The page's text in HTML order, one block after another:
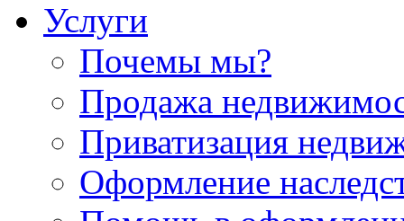
Услуги
Почемы мы?
Продажа
Приватизация
Оформление